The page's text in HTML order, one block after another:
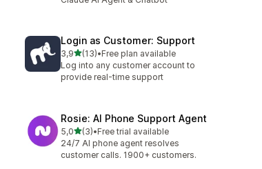
Login as Customer: Support
3,9stelle su 5
(13)
13 recensioni totali
•Free plan available
Log into any customer account to
provide real-time support
Rosie: AI Phone Support Agent
5,0stelle su 5
(3)
3 recensioni totali
•Free trial available
24/7 AI phone agent resolves
customer calls. 1900+ customers.